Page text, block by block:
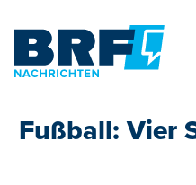
Fußball: Vier